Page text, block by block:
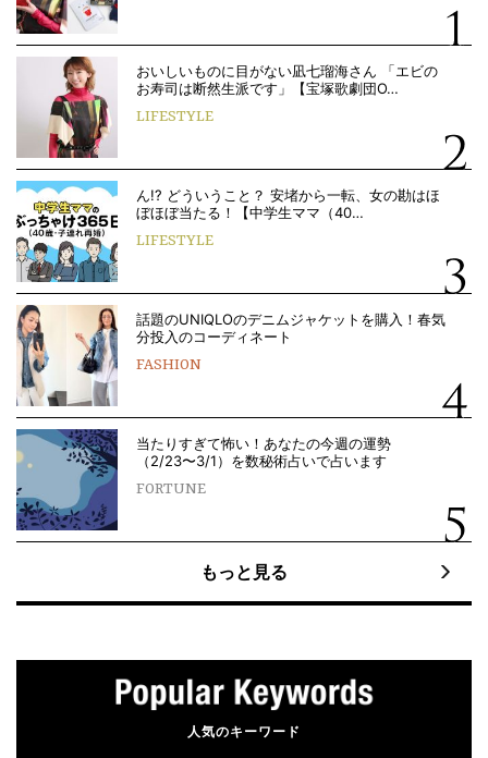
おいしいものに目がない凪七瑠海さん 「エビの
お寿司は断然生派です」【宝塚歌劇団O…
LIFESTYLE
ん!? どういうこと？ 安堵から一転、女の勘はほ
ぼほぼ当たる！【中学生ママ（40…
LIFESTYLE
話題のUNIQLOのデニムジャケットを購入！春気
分投入のコーディネート
FASHION
当たりすぎて怖い！あなたの今週の運勢
（2/23〜3/1）を数秘術占いで占います
FORTUNE
もっと見る
人気のキーワード